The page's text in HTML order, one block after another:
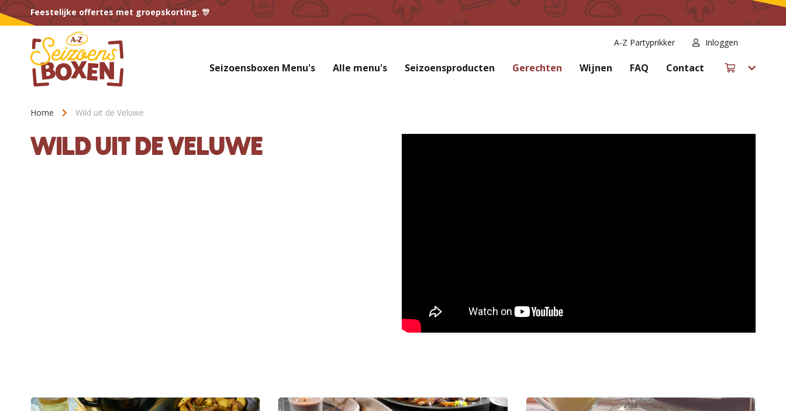
Feestelijke offertes met groepskorting. 🎊
Inloggen
A-Z Partyprikker
Seizoensboxen Menu's Alle menu's Seizoensproducten Gerechten Wijnen FAQ Contact
Home Wild uit de Veluwe
WILD UIT DE VELUWE